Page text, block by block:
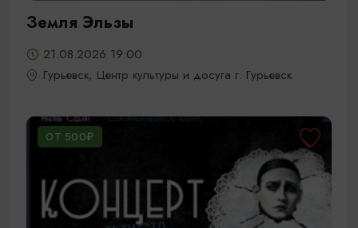
Земля Эльзы
21.08.2026 19:00
Гурьевск, Центр культуры и досуга г. Гурьевск
ОТ 500₽